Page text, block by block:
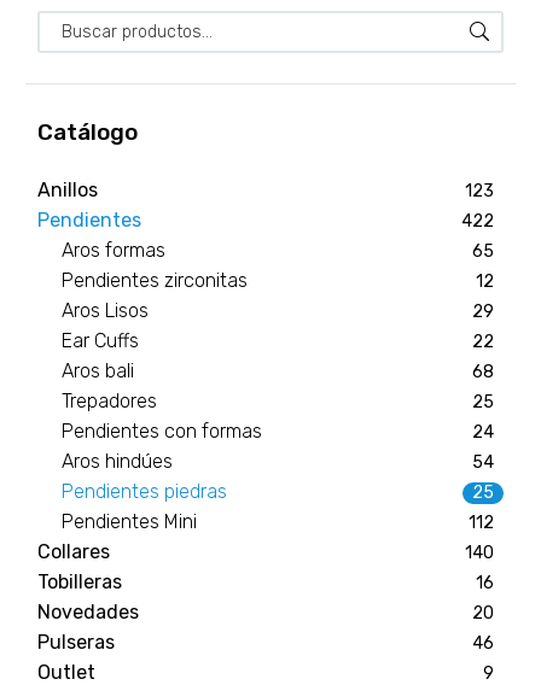
Catálogo
Anillos 123
Pendientes 422
Aros formas 65
Pendientes zirconitas 12
Aros Lisos 29
Ear Cuffs 22
Aros bali 68
Trepadores 25
Pendientes con formas 24
Aros hindúes 54
Pendientes piedras 25
Pendientes Mini 112
Collares 140
Tobilleras 16
Novedades 20
Pulseras 46
Outlet 9